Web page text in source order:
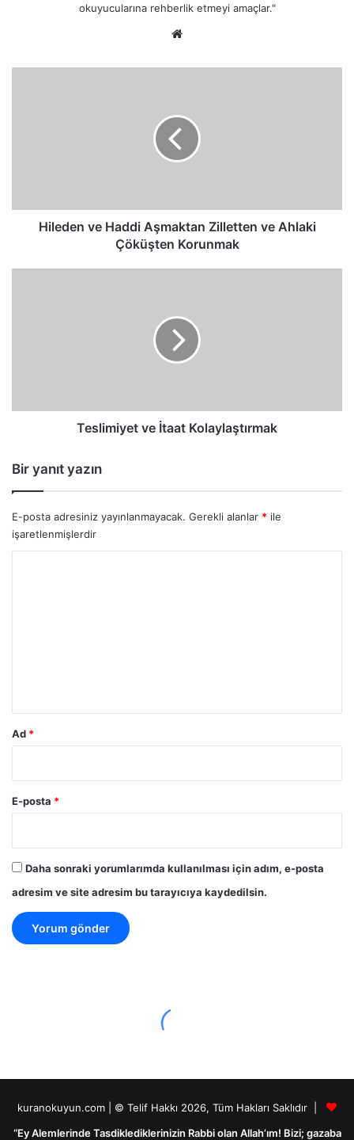
okuyucularına rehberlik etmeyi amaçlar."
Korunmak
Hileden ve Haddi Aşmaktan Zilletten ve Ahlaki
Çöküşten Korunmak
Teslimiyet ve İtaat Kolaylaştırmak
Bir yanıt yazın
E-posta adresiniz yayınlanmayacak. Gerekli alanlar * ile
işaretlenmişlerdir
Ad *
E-posta *
Daha sonraki yorumlarımda kullanılması için adım, e-posta
adresim ve site adresim bu tarayıcıya kaydedilsin.
kuranokuyun.com | © Telif Hakkı 2026, Tüm Hakları Saklıdır |
“Ey Alemlerinde Tasdiklediklerinizin Rabbi olan Allah’ım! Bizi; gazaba